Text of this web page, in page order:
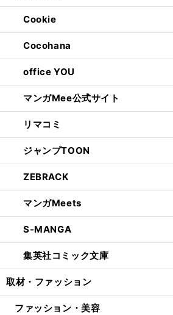
Cookie
Cocohana
office YOU
マンガMee公式サイト
リマコミ
ジャンプTOON
ZEBRACK
マンガMeets
S-MANGA
集英社コミック文庫
取材・ファッション
ファッション・美容